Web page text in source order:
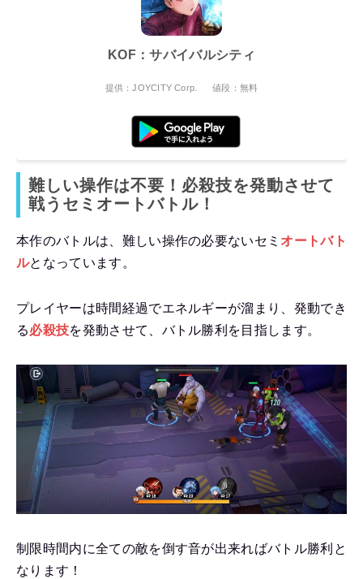
KOF：サバイバルシティ
提供：JOYCITY Corp. 値段：無料
難しい操作は不要！必殺技を発動させて
戦うセミオートバトル！
本作のバトルは、難しい操作の必要ないセミ オートバト
ルとなっています。
プレイヤーは時間経過でエネルギーが溜まり、発動でき
る必殺技を発動させて、バトル勝利を目指します。
制限時間内に全ての敵を倒す音が出来ればバトル勝利と
なります！